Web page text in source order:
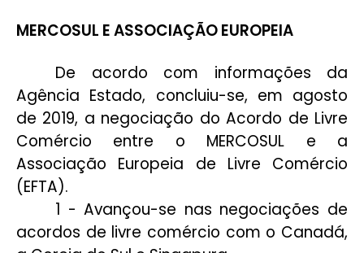
MERCOSUL E ASSOCIAÇÃO EUROPEIA
De acordo com informações da
Agência Estado, concluiu-se, em agosto
de 2019, a negociação do Acordo de Livre
Comércio entre o MERCOSUL e a
Associação Europeia de Livre Comércio
(EFTA).
1 - Avançou-se nas negociações de
acordos de livre comércio com o Canadá,